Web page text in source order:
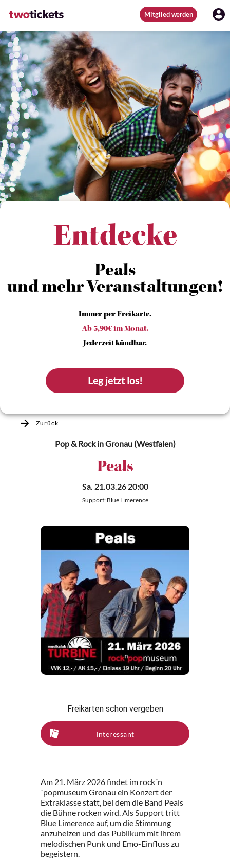
Mitglied werden
Entdecke
Peals
und mehr Veranstaltungen!
Immer per Freikarte.
Ab 5,90€ im Monat.
Jederzeit kündbar.
Leg jetzt los!
Zurück
Pop & Rockin Gronau (Westfalen)
Peals
Sa. 21.03.26 20:00
Support: Blue Limerence
Freikarten schon vergeben
Interessant
Am 21. März 2026 findet im rock´n
´popmuseum Gronau ein Konzert der
Extraklasse statt, bei dem die Band Peals
die Bühne rocken wird. Als Support tritt
Blue Limerence auf, um die Stimmung
anzuheizen und das Publikum mit ihrem
melodischen Punk und Emo-Einfluss zu
begeistern.